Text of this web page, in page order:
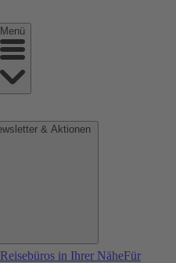
Menü
Reisebüros in Ihrer NäheFür